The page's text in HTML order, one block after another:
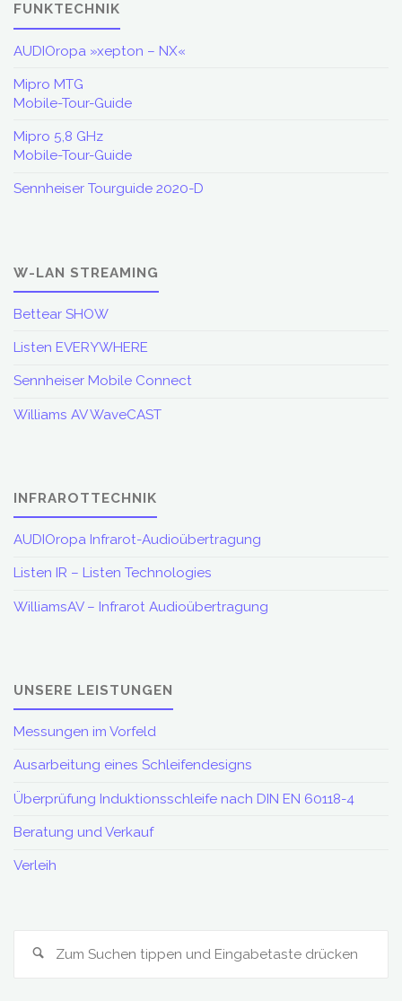
FUNKTECHNIK
AUDIOropa »xepton – NX«
Mipro MTG
Mobile-Tour-Guide
Mipro 5,8 GHz
Mobile-Tour-Guide
Sennheiser Tourguide 2020-D
W-LAN STREAMING
Bettear SHOW
Listen EVERYWHERE
Sennheiser Mobile Connect
Williams AV WaveCAST
INFRAROTTECHNIK
AUDIOropa Infrarot-Audioübertragung
Listen IR – Listen Technologies
WilliamsAV – Infrarot Audioübertragung
UNSERE LEISTUNGEN
Messungen im Vorfeld
Ausarbeitung eines Schleifendesigns
Überprüfung Induktionsschleife nach DIN EN 60118-4
Beratung und Verkauf
Verleih
Suchen